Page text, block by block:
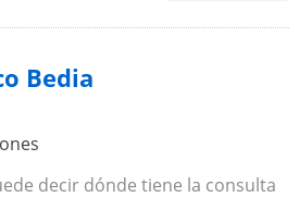
Bedia
decir dónde tiene la consulta